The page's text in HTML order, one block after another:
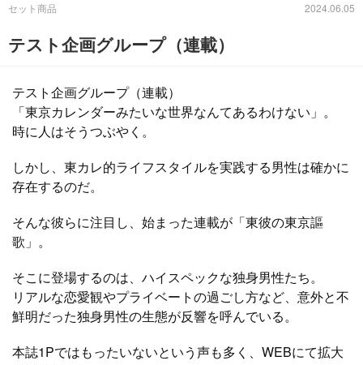
セット商品 2024.06.05
テスト企画グループ（連載）
テスト企画グループ（連載）
「東京カレンダーみたいな世界なんてあるわけない」。
時に人はそうつぶやく。
しかし、東カレ的ライフスタイルを実践する男性は確かに
存在するのだ。
そんな彼らに注目し、始まった連載が「東彼の東京謳
歌」。
そこに登場するのは、ハイスペックな独身男性たち。
リアルな恋愛観やプライベートの過ごし方など、意外と不
鮮明だった独身男性の生態が反響を呼んでいる。
本誌1Pではもったいないという声も多く、WEBにて拡大